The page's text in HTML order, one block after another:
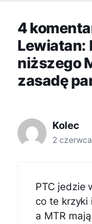
4
Lewiatan:
niższego
zasadę
Kolec
2
PTC jedzie
co te krzyki
a MTR